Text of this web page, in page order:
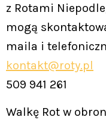
z Rotami
mogą
maila i
kontakt@roty.pl
509 941 261
Walkę Rot w